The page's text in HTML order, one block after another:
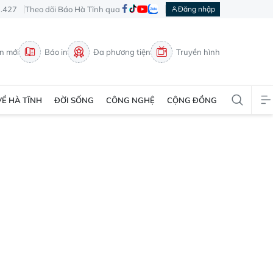
Theo dõi Báo Hà Tĩnh qua Đăng nhập
mới Báo in Đa phương tiện Truyền hình
HÀ TĨNH ĐỜI SỐNG CÔNG NGHỆ CỘNG ĐỒNG